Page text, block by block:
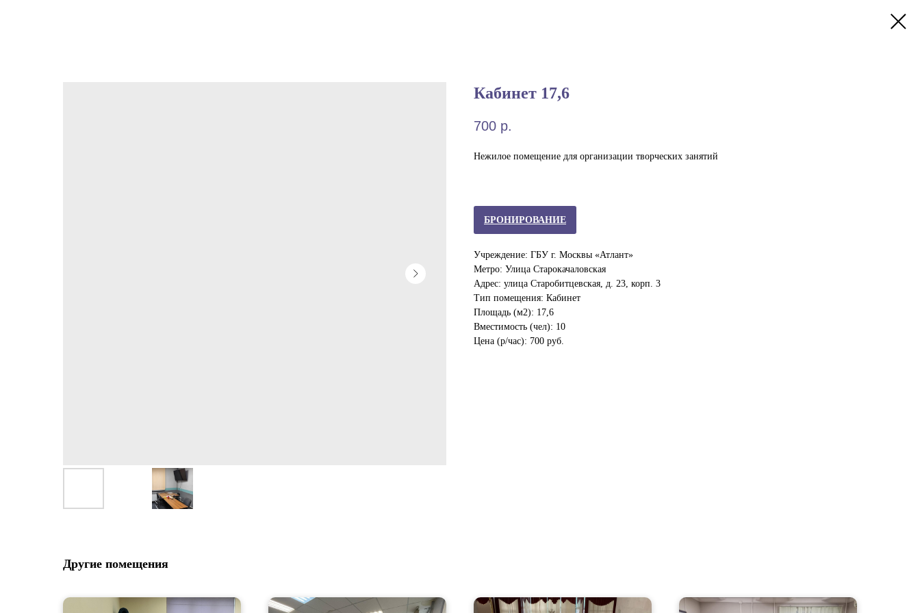
Кабинет 17,6
700 р.
Нежилое помещение для организации творческих занятий
БРОНИРОВАНИЕ
Учреждение: ГБУ г. Москвы «Атлант»
Метро: Улица Старокачаловская
Адрес: улица Старобитцевская, д. 23, корп. 3
Тип помещения: Кабинет
Площадь (м2): 17,6
Вместимость (чел): 10
Цена (р/час): 700 руб.
Другие помещения